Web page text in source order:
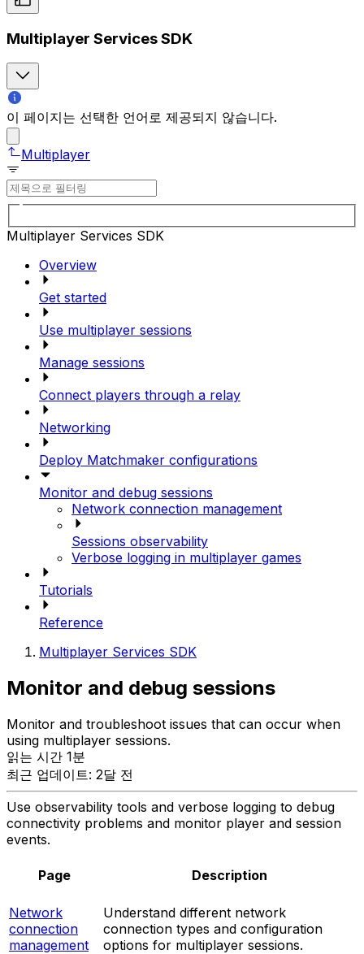
Multiplayer Services SDK
이 페이지는 선택한 언어로 제공되지 않습니다.
Multiplayer
Multiplayer Services SDK
Overview
Get started
Use multiplayer sessions
Manage sessions
Connect players through a relay
Networking
Deploy Matchmaker configurations
Monitor and debug sessions
Network connection management
Sessions observability
Verbose logging in multiplayer games
Tutorials
Reference
Multiplayer Services SDK
Monitor and debug sessions
Monitor and troubleshoot issues that can occur when
using multiplayer sessions.
읽는 시간 1분
최근 업데이트: 2달 전
Use observability tools and verbose logging to debug
connectivity problems and monitor player and session
events.
Page Description
Network
connection
management
Understand different network
connection types and configuration
options for multiplayer sessions.